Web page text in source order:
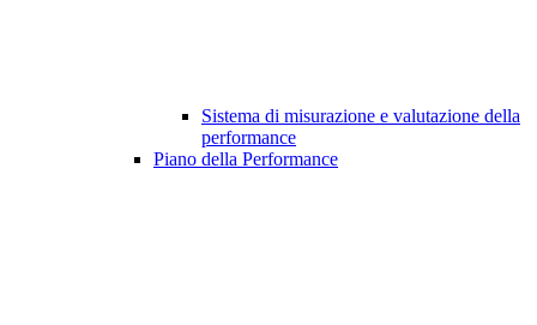
Sistema di misurazione e valutazione della
performance
Piano della Performance